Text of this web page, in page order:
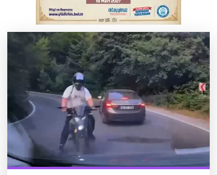
Bursa'da korkutan kazada 4 yaralı